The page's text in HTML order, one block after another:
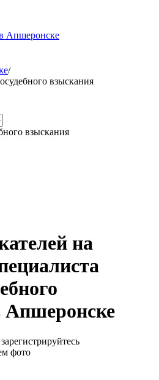
Апшеронске
/
взыскания
взыскания
на
Апшеронске
фото